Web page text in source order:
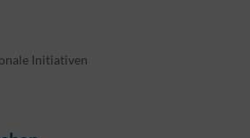
Initiativen